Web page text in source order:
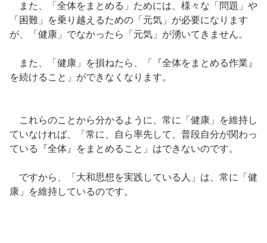
また、「全体をまとめる」ためには、様々な「問題」や
「困難」を乗り越えるための「元気」が必要になります
が、「健康」でなかったら「元気」が湧いてきません。
また、「健康」を損ねたら、「『全体をまとめる作業』
を続けること」ができなくなります。
これらのことから分かるように、常に「健康」を維持し
ていなければ、「常に、自ら率先して、普段自分が関わっ
ている『全体』をまとめること」はできないのです。
ですから、「大和思想を実践している人」は、常に「健
康」を維持しているのです。